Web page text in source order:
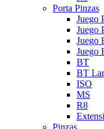
Porta Pinzas
Juego
Juego
Juego
Juego
BT
BT
ISO
MS
R8
Pinzas